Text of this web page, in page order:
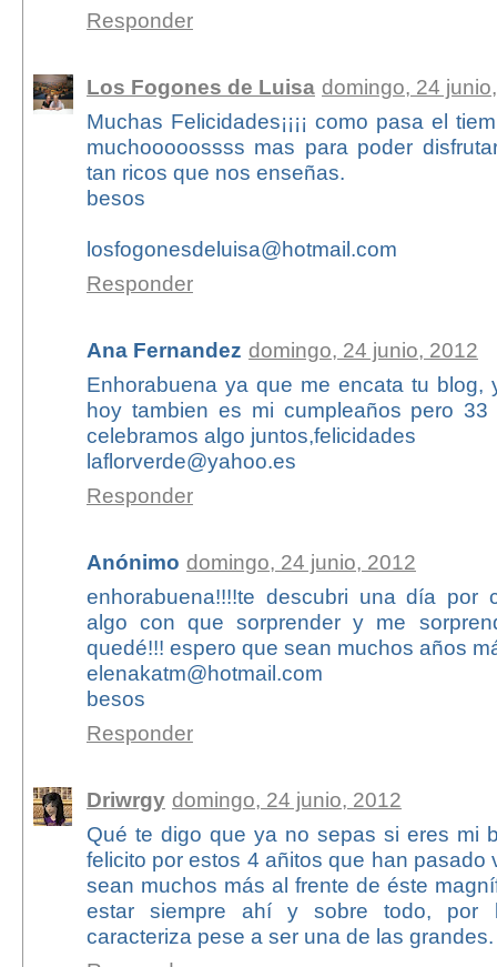
Responder
Los Fogones de Luisa domingo, 24
Muchas Felicidades¡¡¡¡ como pasa el
muchooooossss mas para poder
tan ricos que nos enseñas.
besos
losfogonesdeluisa@hotmail.com
Responder
Ana Fernandez domingo, 24 junio, 2012
Enhorabuena ya que me encata tu blog,
hoy tambien es mi cumpleaños pero
celebramos algo juntos,felicidades
laflorverde@yahoo.es
Responder
Anónimo domingo, 24 junio, 2012
enhorabuena!!!!te descubri una día por
algo con que sorprender y me
quedé!!! espero que sean muchos años
elenakatm@hotmail.com
besos
Responder
Driwrgy domingo, 24 junio, 2012
Qué te digo que ya no sepas si eres mi
felicito por estos 4 añitos que han pasado
sean muchos más al frente de éste
estar siempre ahí y sobre todo, por
caracteriza pese a ser una de las grandes.